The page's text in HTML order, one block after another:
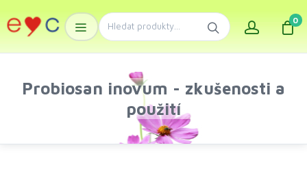
0
Probiosan inovum - zkušenosti a
použití